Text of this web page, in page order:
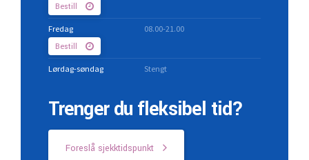
Bestill
Fredag 08.00-21.00
Bestill
Lørdag-søndag Stengt
Trenger du fleksibel tid?
Foreslå sjekktidspunkt